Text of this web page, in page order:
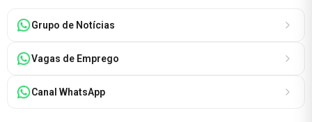
Grupo de Notícias
Vagas de Emprego
Canal WhatsApp